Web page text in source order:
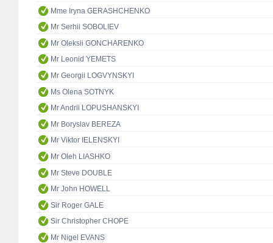
Mme Iryna GERASHCHENKO
Mr Serhii SOBOLIEV
Mr Oleksii GONCHARENKO
Mr Leonid YEMETS
Mr Georgii LOGVYNSKYI
Ms Olena SOTNYK
Mr Andrii LOPUSHANSKYI
Mr Boryslav BEREZA
Mr Viktor IELENSKYI
Mr Oleh LIASHKO
Mr Steve DOUBLE
Mr John HOWELL
Sir Roger GALE
Sir Christopher CHOPE
Mr Nigel EVANS